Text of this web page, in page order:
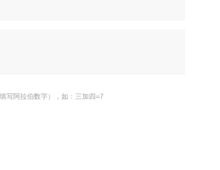
写阿拉伯数字），如：三加四=7